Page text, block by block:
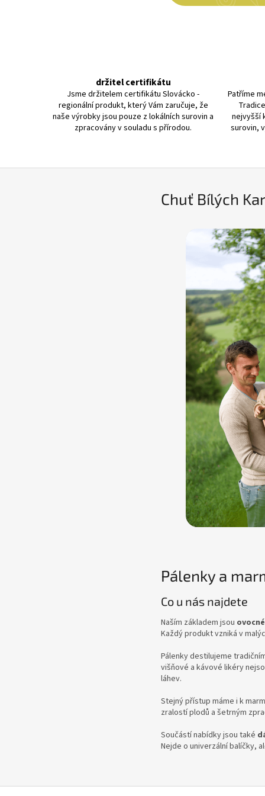
držitel certifikátu
Jsme držitelem certifikátu Slovácko -
regionální produkt, který Vám zaručuje, že
naše výrobky jsou pouze z lokálních surovin a
zpracovány v souladu s přírodou.
Patříme
nejvyšší
surovin,
Chuť Bílých
Pálenky a
Co u nás najdete
Naším základem jsou
Každý produkt vzniká v
Pálenky destilujeme
višňové a kávové likéry
láhev.
Stejný přístup máme i k
zralostí plodů a šetrným
Součástí nabídky jsou také
Nejde o univerzální balíčky,